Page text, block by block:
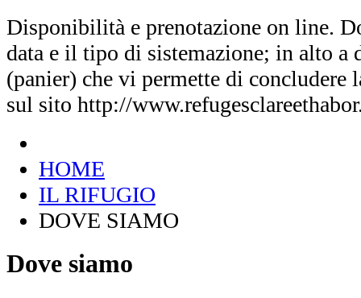
Disponibilità e prenotazione on line.
data e il tipo di sistemazione; in alto a
(panier) che vi permette di concludere
sul sito http://
HOME
IL RIFUGIO
DOVE SIAMO
Dove siamo